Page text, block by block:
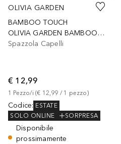
OLIVIA GARDEN
BAMBOO TOUCH
OLIVIA GARDEN BAMBOO MASSAGE M
Spazzola Capelli
€ 12,99
1 Pezzo/i (€ 12,99 / 1 pezzo)
Codice: ESTATE
SOLO ONLINE
SORPRESA
Disponibile
prossimamente